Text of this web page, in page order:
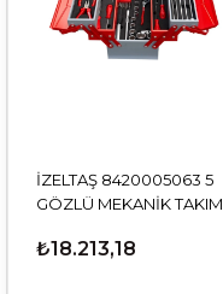
İZELTAŞ 8420005063 5
GÖZLÜ MEKANİK TAKIM
₺18.213,18